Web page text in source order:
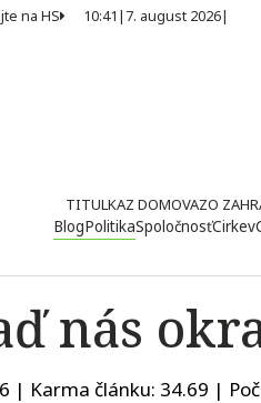
na HS 10:41 | 7. august 2026|
TITULKAZ DOMOVAZO
BlogPolitikaSpoločnosťCirkev
nás
| Karma článku: 34.69 |